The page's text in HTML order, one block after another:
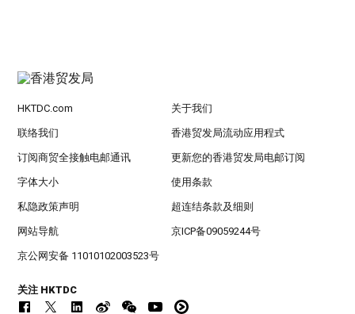
HKTDC.com 关于我们
联络我们 香港贸发局流动应用程式
订阅商贸全接触电邮通讯 更新您的香港贸发局电邮订阅
字体大小 使用条款
私隐政策声明 超连结条款及细则
网站导航 京ICP备09059244号
京公网安备 11010102003523号
关注 HKTDC